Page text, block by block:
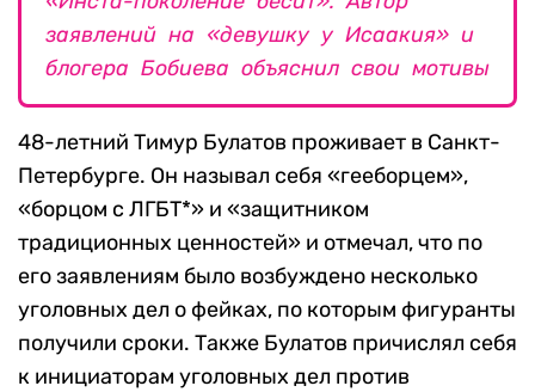
заявлений на «девушку у Исаакия» и
блогера Бобиева объяснил свои мотивы
48-летний Тимур Булатов проживает в Санкт-
Петербурге. Он называл себя «гееборцем»,
«борцом с ЛГБТ*» и «защитником
традиционных ценностей» и отмечал, что по
его заявлениям было возбуждено несколько
уголовных дел о фейках, по которым фигуранты
получили сроки. Также Булатов причислял себя
к инициаторам уголовных дел против